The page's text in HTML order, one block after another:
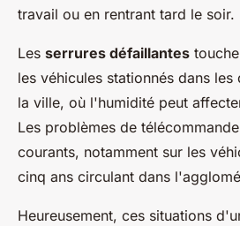
travail ou en rentrant tard le soir.
Les serrures défaillantes
les véhicules stationnés dans
la ville, où l'humidité peut
Les problèmes de
courants, notamment sur les
cinq ans circulant dans
Heureusement, ces situations